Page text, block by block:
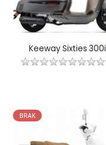
Keeway Sixties 300i
BRAK